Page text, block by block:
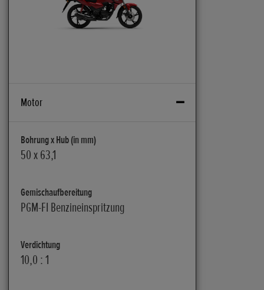
Motor
Bohrung x Hub (in mm)
50 x 63,1
Gemischaufbereitung
PGM-FI Benzineinspritzung
Verdichtung
10,0 : 1